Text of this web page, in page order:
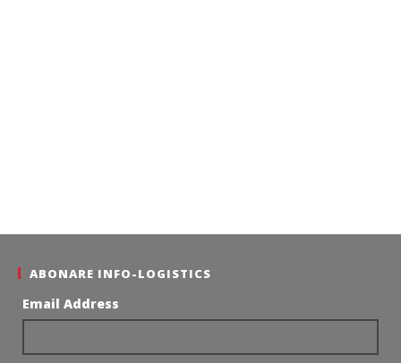
ABONARE INFO-LOGISTICS
Email Address